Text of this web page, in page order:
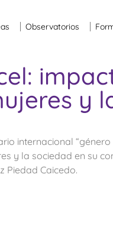
Observatorios
y
internacional
y la sociedad en su
Piedad Caicedo.